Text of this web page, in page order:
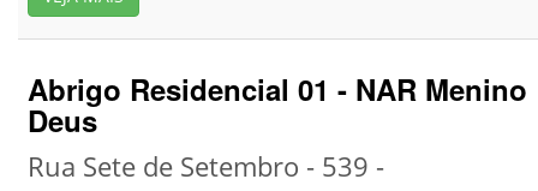
Abrigo Residencial 01 - NAR Menino
Deus
Rua Sete de Setembro - 539 -